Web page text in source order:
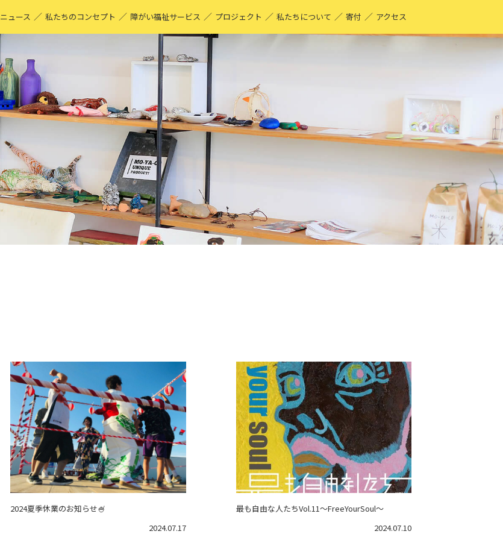
ニュース ／ 私たちのコンセプト ／ 障がい福祉サービス ／ プロジェクト
MO-YA-CO UNIQUE PRODUCT！
アーティストページ
MO-YA-CO キフ
／ 私たちについて ／ 寄付 ／ アクセス
2024夏季休業のお知らせ🍧
2024.07.17
最も自由な人たちVol.11～FreeYourSoul～
2024.07.10